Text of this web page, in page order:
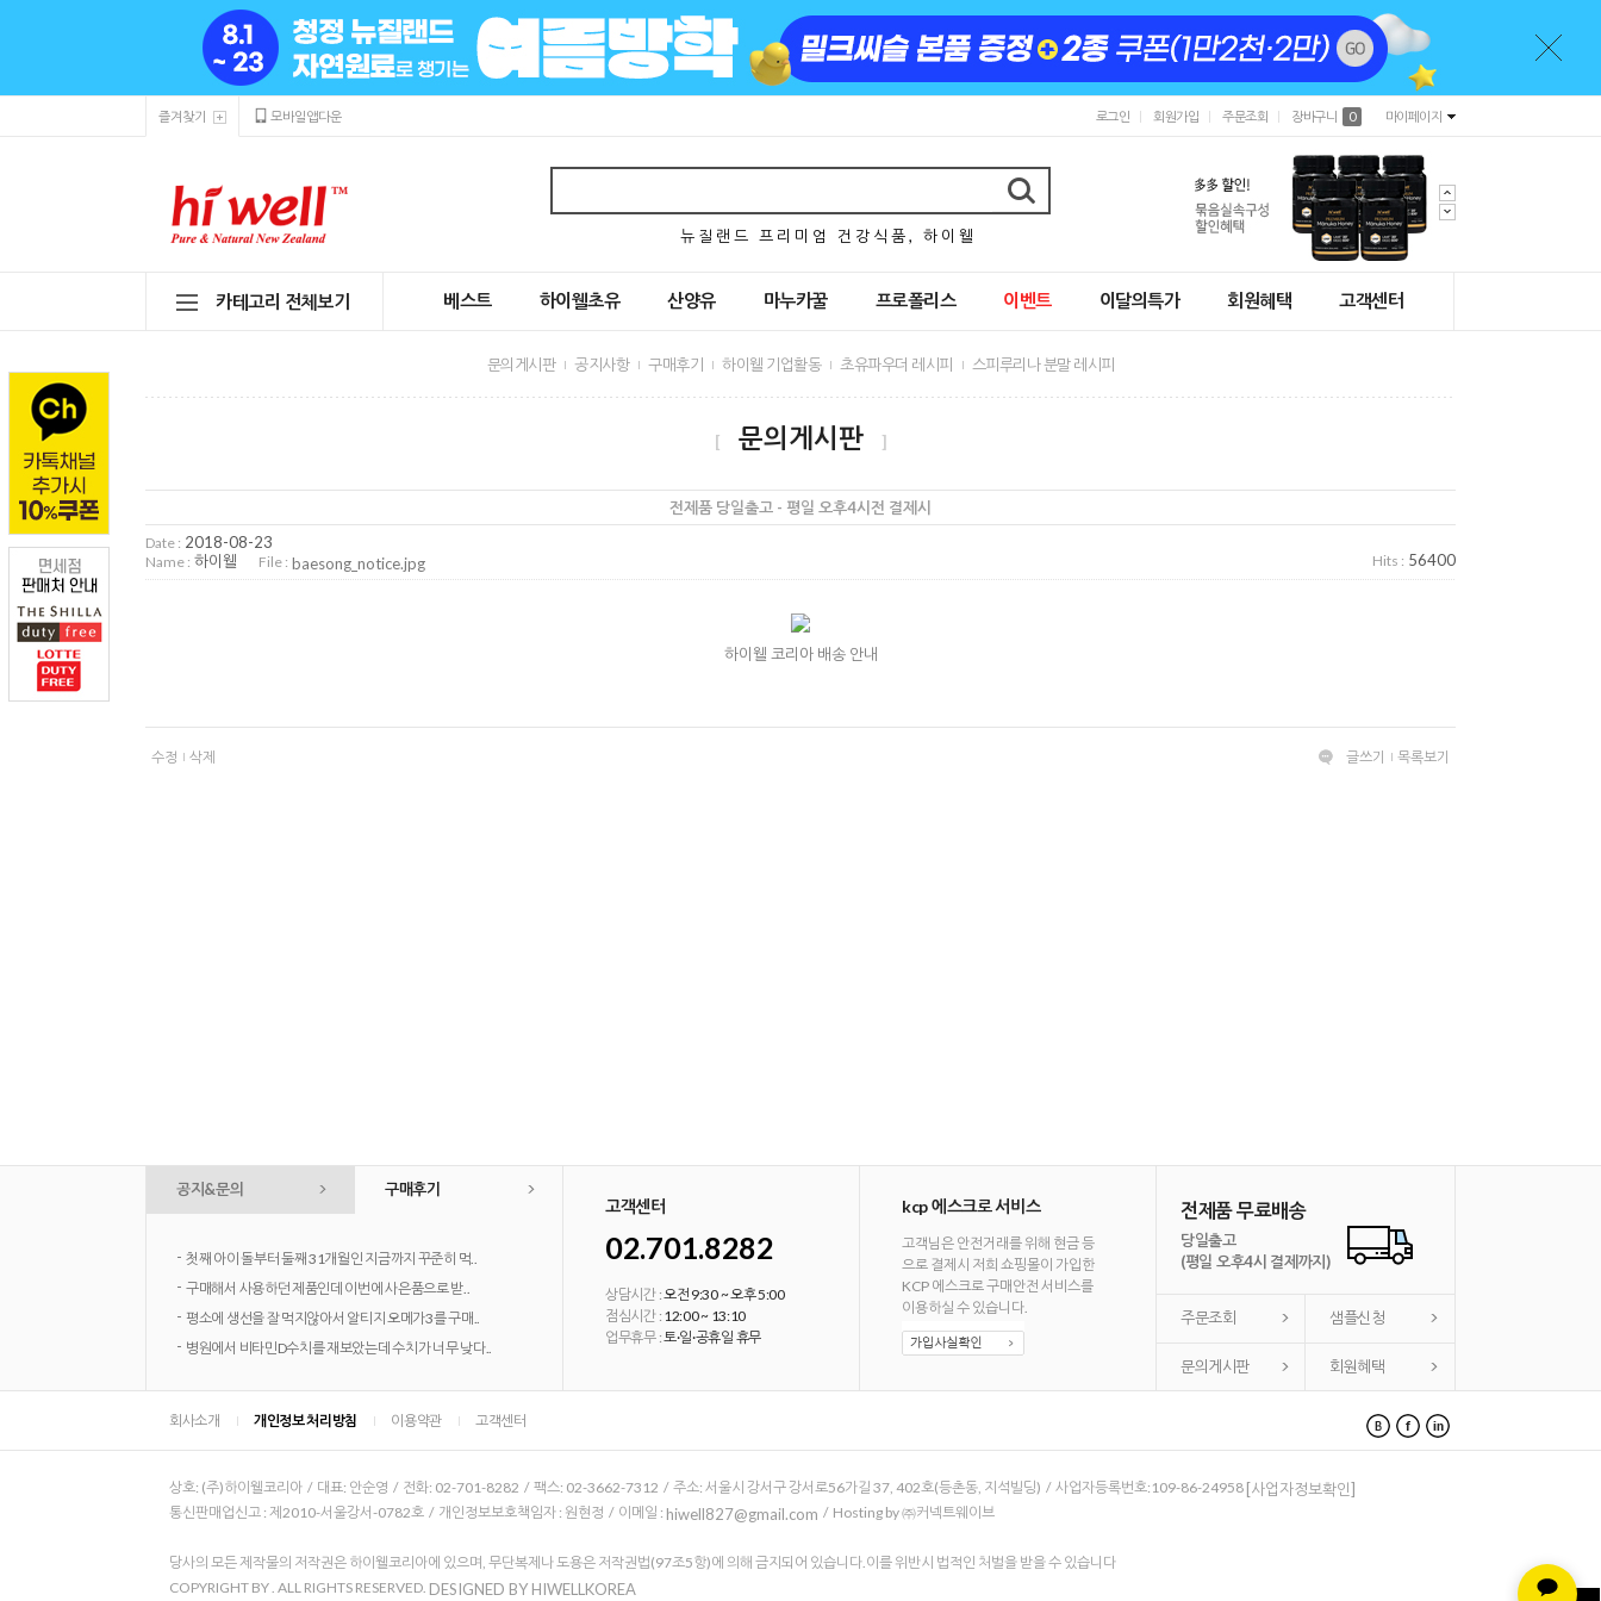
즐겨찾기 모바일앱다운 로그인 회원가입 주문조회 장바구니 0 마이페이지
뉴 질 랜 드 프 리 미 엄 건 강 식 품 , 하 이 웰
카테고리 전체보기 베스트 하이웰초유 산양유 마누카꿀 프로폴리스 이벤트 이달의특가 회원혜택 고객센터
문의게시판 공지사항 구매후기 하이웰 기업활동 초유파우더 레시피 스피루리나 분말 레시피
[ 문의게시판 ]
전제품 당일출고 - 평일 오후4시전 결제시
Date : 2018-08-23
Name : 하이웰 File : baesong_notice.jpg Hits : 56400
하이웰 코리아 배송 안내
수정 삭제 글쓰기 목록보기
공지&문의 구매후기
- 첫째 아이 돌부터 둘째 31개월인 지금까지 꾸준히 먹..
- 구매해서 사용하던 제품인데 이번에 사은품으로 받..
- 평소에 생선을 잘 먹지않아서 알티지 오메가3를 구매..
- 병원에서 비타민D수치를 재보았는데 수치가 너무 낮다..
고객센터
02.701.8282
상담시간 :오전 9:30 ~ 오후 5:00
점심시간 : 12:00 ~ 13:10
업무휴무 :토·일·공휴일 휴무
kcp 에스크로 서비스
고객님은 안전거래를 위해 현금 등
으로 결제시 저희 쇼핑몰이 가입한
KCP 에스크로 구매안전 서비스를
이용하실 수 있습니다.
전제품 무료배송
당일출고
(평일 오후4시 결제까지)
주문조회 샘플신청
문의게시판 회원혜택
회사소개 개인정보 처리방침 이용약관 고객센터
상호: (주)하이웰코리아 / 대표: 안순영 / 전화: 02-701-8282 / 팩스: 02-3662-7312 / 주소: 서울시 강서구 강서로56가길 37, 402호(등촌동, 지석빌딩) / 사업자등록번호:109-86-24958 [사업자정보확인]
통신판매업신고 : 제2010-서울강서-0782호 / 개인정보보호책임자 : 원현정 / 이메일 : hiwell827@gmail.com / Hosting by ㈜커넥트웨이브
당사의 모든 제작물의 저작권은 하이웰코리아에 있으며, 무단복제나 도용은 저작권법(97조5항)에 의해 금지되어 있습니다.이를 위반시 법적인 처벌을 받을 수 있습니다
COPYRIGHT BY. ALL RIGHTS RESERVED. DESIGNED BY HIWELLKOREA